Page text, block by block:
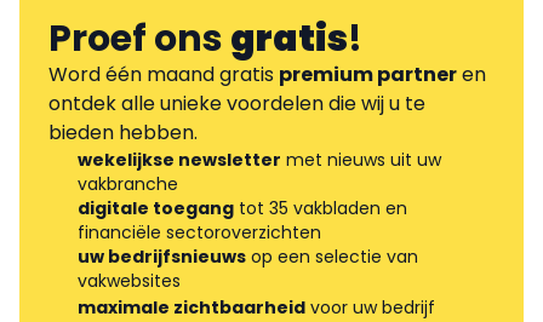
Proef onsgratis!
Word één maand gratis premium partneren
ontdek alle unieke voordelen die wij u te
bieden hebben.
wekelijkse newsletter met nieuws uit uw
vakbranche
digitale toegang tot 35 vakbladen en
financiële sectoroverzichten
uw bedrijfsnieuws op een selectie van
vakwebsites
maximale zichtbaarheid voor uw bedrijf